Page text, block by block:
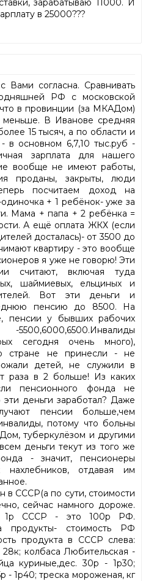
зарабатываю 11000. И
в 25000???
Вами согласна. Сравнивать
РФ с московской
в провинции (за МКАДом)
меньше. В Иванове средняя
15 тысяч, а по области и
в основном 6,7,10 тыс.руб -
зарплата для нашего
вообще не имеют работы,
проданы, закрыты, люди
посчитаем доход на
+ 1 ребёнок- уже за
Мама + папа + 2 ребёнка =
А ещё оплата ЖКХ (если
досталась)- от 3500 до
квартиру - это вообще
я уже не говорю! Эти
считают, включая туда
шаймиевых, ельциных и
Вот эти деньги и
пенсию до 8500. На
пенсии у бывших рабочих
сегодня очень много),
стране не принесли - не
детей, не служили в
раза в 2 больше! Из каких
пенсионного фонда не
эти деньги заработал? Даже
пенсии больше,чем
потому что больны
туберкулёзом и другими
деньги текут из того же
- значит, пенсионеры
нахлебников, отдавая им
в СССР(а по сути, стоимости
сейчас намного дороже.
1р СССР - это 100р РФ.
продукты- стоимость РФ
продукта в СССР слева:
колбаса Любительская -
куриные,дес. 30р - 1р30;
- 1р40; треска мороженая, кг